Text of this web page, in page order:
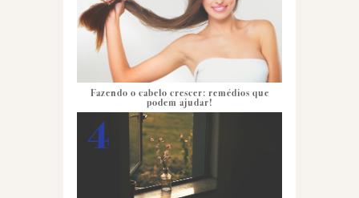
Fazendo o cabelo crescer: remédios que
podem ajudar!